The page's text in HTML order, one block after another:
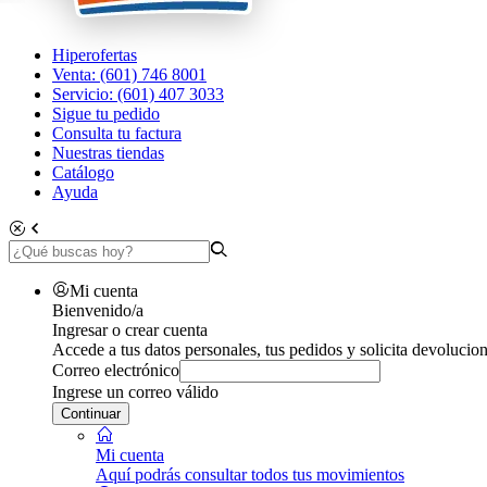
Hiperofertas
Venta: (601) 746 8001
Servicio: (601) 407 3033
Sigue tu pedido
Consulta tu factura
Nuestras tiendas
Catálogo
Ayuda
Mi cuenta
Bienvenido/a
Ingresar o crear cuenta
Accede a tus datos personales, tus pedidos y solicita
Correo electrónico
Ingrese un correo válido
Continuar
Mi cuenta
Aquí podrás consultar todos tus movimientos